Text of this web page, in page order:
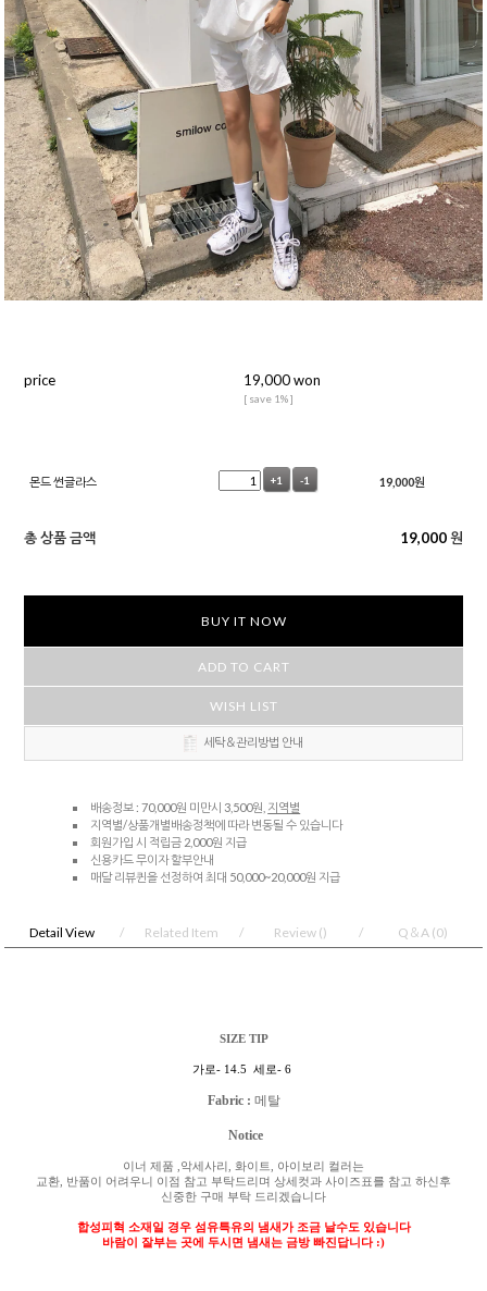
price 19,000won
[ save 1% ]
몬드 썬글라스 +1 -1 19,000원
총 상품 금액 19,000 원
BUY IT NOW
ADD TO CART
WISH LIST
세탁＆관리방법 안내
배송정보 : 70,000원 미만시 3,500원, 지역별
지역별/상품개별배송정책에 따라 변동될 수 있습니다
회원가입 시 적립금 2,000원 지급
신용카드 무이자 할부안내
매달 리뷰퀸을 선정하여 최대 50,000~20,000원 지급
Detail View Related Item Review () Q＆A (0)
SIZE TIP
가로- 14.5 세로- 6
Fabric : 메탈
Notice
이너 제품 악세사리 화이트
아이보리 컬러는
교환 반품이 어려우니 이점 참고 부탁드리며 상세컷과 사이즈표를 참고 하신후
신중한 구매 부탁 드리겠습니다
합성피혁 소재일 경우 섬유특유의 냄새가 조금 날수도 있습니다
바람이 잘부는 곳에 두시면 냄새는 금방 빠진답니다 :)